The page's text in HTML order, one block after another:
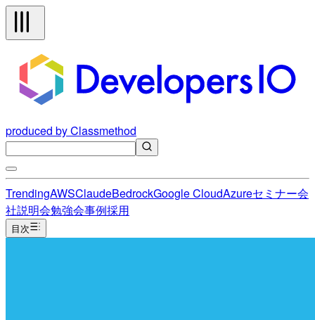
produced by Classmethod
TrendingAWSClaudeBedrockGoogle CloudAzureセミナー会
社説明会勉強会事例採用
目次